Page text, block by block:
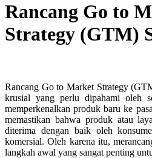
Rancang Go to
Strategy (GTM)
Rancang Go to Market Strategy
krusial yang perlu dipahami oleh
memperkenalkan produk baru ke
memastikan bahwa produk atau
diterima dengan baik oleh
komersial. Oleh karena itu,
langkah awal yang sangat penting